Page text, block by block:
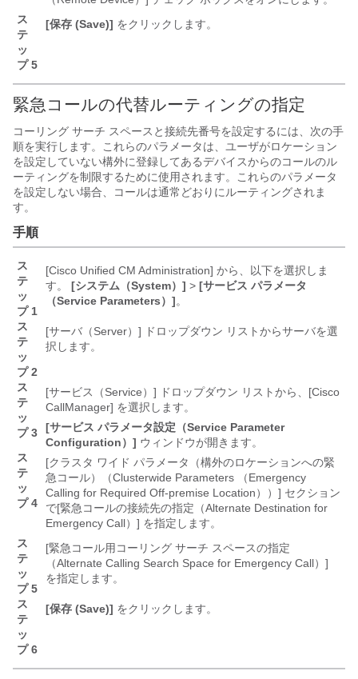
ス
テ
ッ
プ 5
[保存 (Save)] をクリックします。
緊急コールの代替ルーティングの指定
コーリング サーチ スペースと接続先番号を設定するには、次の手
順を実行します。これらのパラメータは、ユーザがロケーション
を設定していない構外に登録してあるデバイスからのコールのル
ーティングを制限するために使用されます。これらのパラメータ
を設定しない場合、コールは通常どおりにルーティングされま
す。
手順
ス
テ
ッ
プ 1
[Cisco Unified CM Administration] から、以下を選択しま
す。
[システム（System）] > [サービス パラメータ
（Service Parameters）]。
ス
テ
ッ
プ 2
[サーバ（Server）]
ドロップダウン リストからサーバを選
択します。
ス
テ
ッ
プ 3
[サービス（Service）]
ドロップダウン リストから、[Cisco
CallManager] を選択します。
[サービス パラメータ設定（Service Parameter
Configuration）] ウィンドウが開きます。
ス
テ
ッ
プ 4
[クラスタ ワイド パラメータ（構外のロケーションへの緊
急コール）（Clusterwide Parameters （Emergency
Calling for Required Off-premise Location））] セクション
で[緊急コールの接続先の指定（Alternate Destination for
Emergency Call）] を指定します。
ス
テ
ッ
プ 5
[緊急コール用コーリング サーチ スペースの指定
（Alternate Calling Search Space for Emergency Call）]
を指定します。
ス
テ
ッ
プ 6
[保存 (Save)] をクリックします。